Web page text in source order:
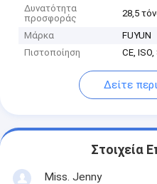
Δυνατότητα
προσφοράς
28,5
Μάρκα
FUYUN
Πιστοποίηση
CE,
Δείτε
Στοιχεία
Miss. Jenny